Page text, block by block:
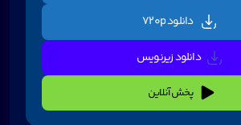
دانلود 720p
دانلود زیرنویس
پخش آنلاین